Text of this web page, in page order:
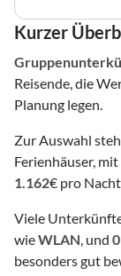
Kurzer
Reisende, die
Planung legen.
Zur Auswahl
Ferienhäuser,
1.162€ pro
Viele
wieWLAN, und 0
besonders gut